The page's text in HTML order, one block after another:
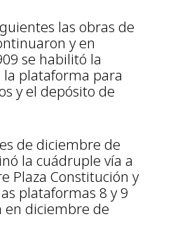
las obras de
y en
se habilitó la
plataforma para
y el depósito de
de diciembre de
la cuádruple vía a
Plaza Constitución y
plataformas 8 y 9
en diciembre de